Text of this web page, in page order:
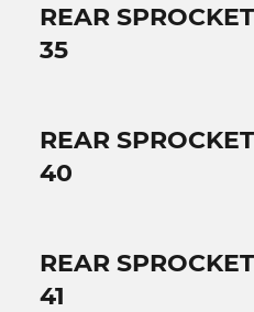
REAR
35
REAR
40
REAR
41